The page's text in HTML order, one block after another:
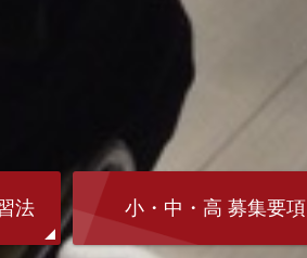
法 小・中・高 募集要項